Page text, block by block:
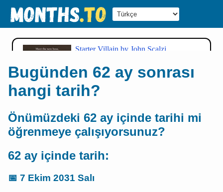
Bugünden 62 ay sonrası
hangi tarih?
Önümüzdeki 62 ay içinde tarihi mi
öğrenmeye çalışıyorsunuz?
62 ay içinde tarih:
📅 7 Ekim 2031 Salı